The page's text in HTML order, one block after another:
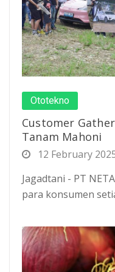
Ototekno
Customer
Tanam Mahoni
12 February
Jagadtani - PT
para konsumen